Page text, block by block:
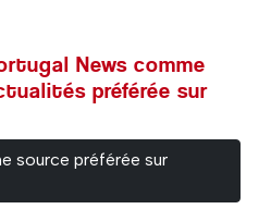
News comme
préférée sur
source préférée sur